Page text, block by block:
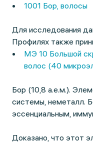
1001 Бор, волосы
Для исследования
Профилях также
МЭ 10 Большой
волос (40
Бор (10,8 а.е.м.).
системы, неметалл.
эссенциальным,
Доказано, что этот